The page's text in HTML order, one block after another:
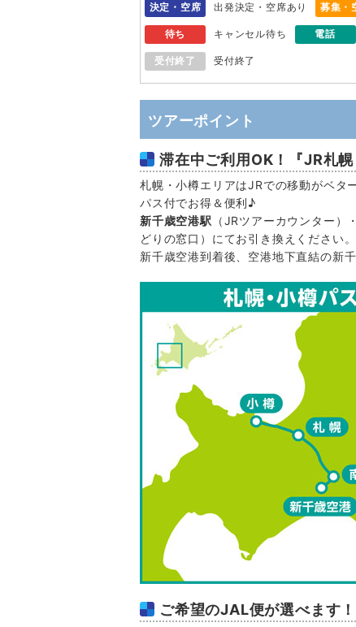
決定・空席 出発決定・空席あり 募集・
待ち キャンセル待ち 電話
受付終了 受付終了
ツアーポイント
滞在中ご利用OK！『JR札
札幌・小樽エリアはJRでの移動がベタ
パス付でお得＆便利♪
新千歳空港駅 （JRツアーカウンター）
どりの窓口）にてお引き換えください。
新千歳空港到着後、空港地下直結の新
ご希望のJAL便が選べます